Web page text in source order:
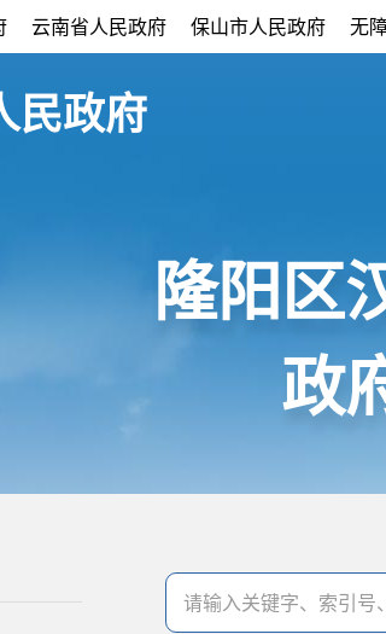
云南省人民政府 保山市人民政府 无
民政府
隆阳区
政